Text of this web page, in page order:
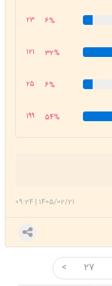
23 6%
121 32%
25 6%
199 54%
1405/02/21
|
09:24
27
<